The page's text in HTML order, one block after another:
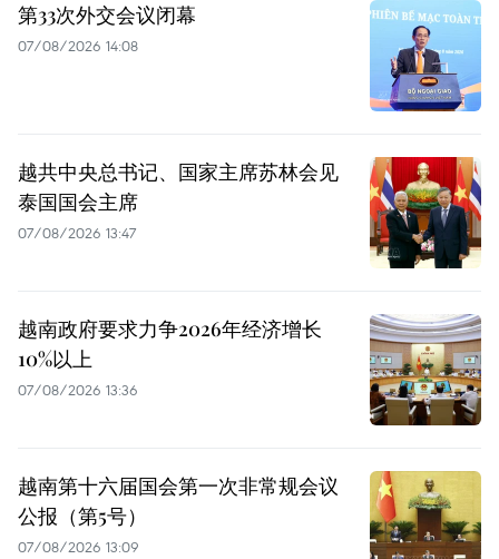
第33次外交会议闭幕
07/08/2026 14:08
越共中央总书记、国家主席苏林会见
泰国国会主席
07/08/2026 13:47
越南政府要求力争2026年经济增长
10%以上
07/08/2026 13:36
越南第十六届国会第一次非常规会议
公报（第5号）
07/08/2026 13:09